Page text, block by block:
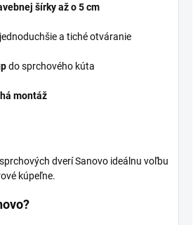
šírky až o 5 cm
a tiché otváranie
do sprchového kúta
montáž
dverí Sanovo ideálnu voľbu
kúpeľne.